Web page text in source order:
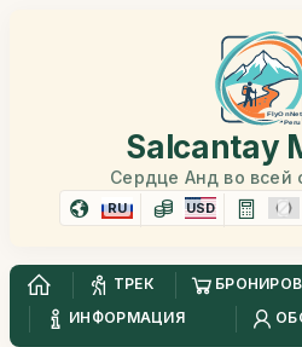
Salcantay
Сердце Анд во всей
RU USD
ТРЕК
ИНФОРМАЦИЯ